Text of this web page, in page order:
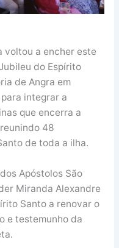
voltou a encher este
do Espírito
de Angra em
integrar a
que encerra a
48
de toda a ilha.
Apóstolos São
Miranda Alexandre
Santo a renovar o
e testemunho da